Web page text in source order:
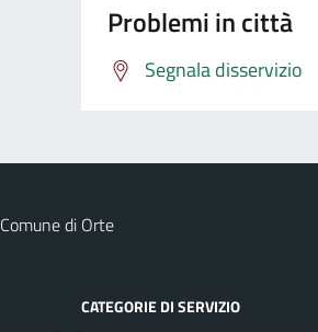
Problemi in città
Segnala disservizio
Comune di Orte
CATEGORIE DI SERVIZIO